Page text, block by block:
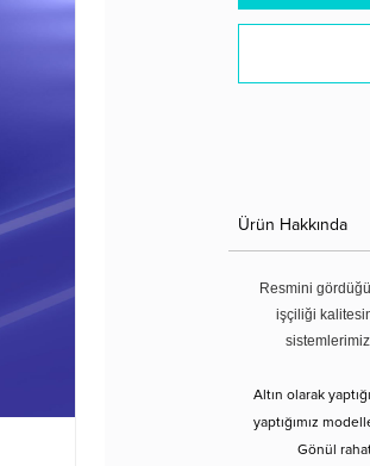
Ürün Hakkında
Resmini
işçiliği
Altın olarak
yaptığımız
Gönül